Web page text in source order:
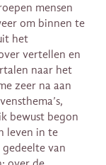
mensen
om binnen te
het
vertellen en
naar het
zeer na aan
bewust begon
leven in te
van